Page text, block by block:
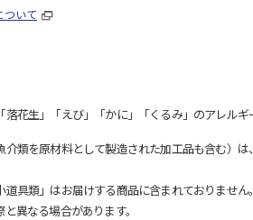
ついて
花生」「えび」「かに」「くるみ」のアレルギ
類を原材料として製造された加工品も含む）
具類」はお届けする商品に含まれておりません。
異なる場合があります。